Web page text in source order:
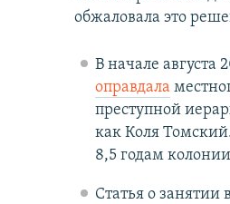
обжаловала это
В начале августа
оправдала
преступной
как Коля
8,5 годам
Статья о